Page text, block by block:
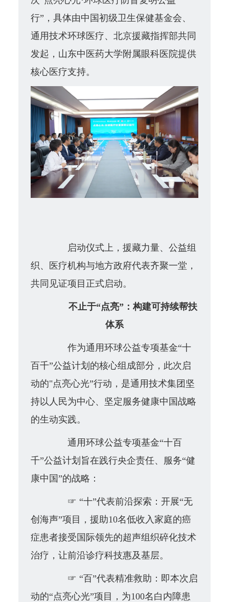
行”，具体由中国初级卫生保健基金会、
通用技术环球医疗、北京援藏指挥部共同
发起，山东中医药大学附属眼科医院提供
核心医疗支持。
启动仪式上，援藏力量、公益组
织、医疗机构与地方政府代表齐聚一堂，
共同见证项目正式启动。
不止于“点亮”：构建可持续帮扶
体系
作为通用环球公益专项基金“十
百千”公益计划的核心组成部分，此次启
动的"点亮心光”行动，是通用技术集团坚
持以人民为中心、坚定服务健康中国战略
的生动实践。
通用环球公益专项基金“十百
千”公益计划 旨在践行央企责任、服务“健
康中国”的战略：
☞ “十”代表前沿探索：开展“无
创海声”项目，援助10名低收入家庭的癌
症患者接受国际领先的超声组织碎化技术
治疗，让前沿诊疗科技惠及基层。
☞ “百”代表精准救助：即本次启
动的“点亮心光”项目，为100名白内障患